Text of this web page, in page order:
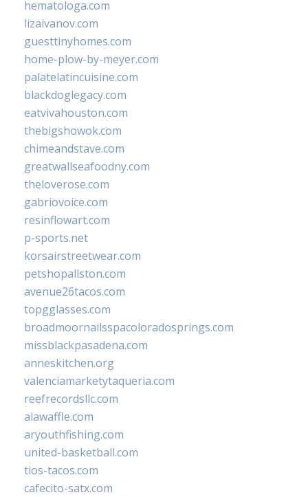
hematologa.com
lizaivanov.com
guesttinyhomes.com
home-plow-by-meyer.com
palatelatincuisine.com
blackdoglegacy.com
eatvivahouston.com
thebigshowok.com
chimeandstave.com
greatwallseafoodny.com
theloverose.com
gabriovoice.com
resinflowart.com
p-sports.net
korsairstreetwear.com
petshopallston.com
avenue26tacos.com
topgglasses.com
broadmoornailsspacoloradosprings.com
missblackpasadena.com
anneskitchen.org
valenciamarketytaqueria.com
reefrecordsllc.com
alawaffle.com
aryouthfishing.com
united-basketball.com
tios-tacos.com
cafecito-satx.com